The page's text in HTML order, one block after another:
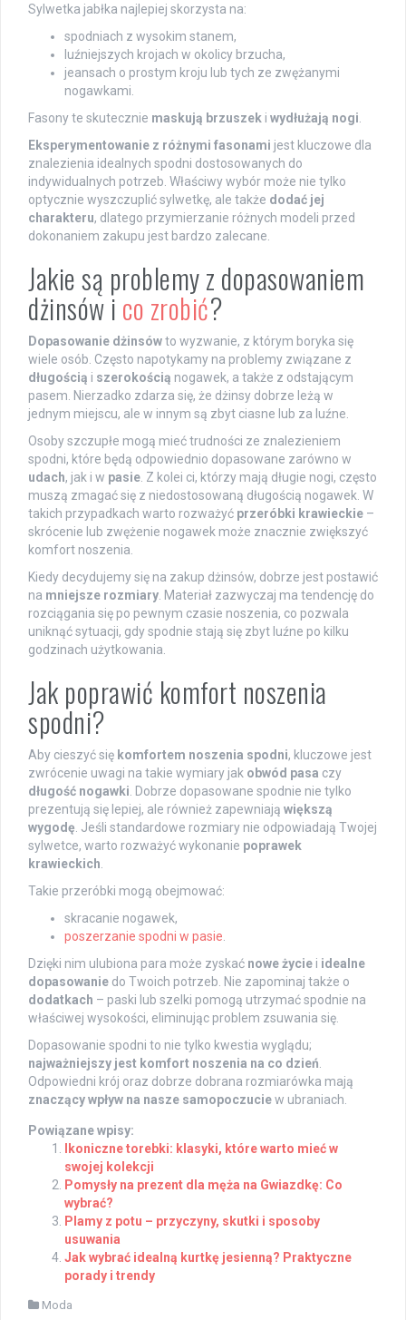
Sylwetka jabłka najlepiej skorzysta na:
spodniach z wysokim stanem,
luźniejszych krojach w okolicy brzucha,
jeansach o prostym kroju lub tych ze zwężanymi
nogawkami.
Fasony te skutecznie maskują brzuszek i wydłużają nogi
Eksperymentowanie z różnymi fasonami jest kluczowe dla
znalezienia idealnych spodni dostosowanych do
indywidualnych potrzeb. Właściwy wybór może nie tylko
optycznie wyszczuplić sylwetkę, ale także dodać jej
charakteru, dlatego przymierzanie różnych modeli przed
dokonaniem zakupu jest bardzo zalecane.
Jakie są problemy z dopasowaniem
dżinsów i co zrobić?
Dopasowanie dżinsówto wyzwanie, z którym boryka się
wiele osób. Często napotykamy na problemy związane z
długością i szerokością nogawek, a także z odstającym
pasem. Nierzadko zdarza się, że dżinsy dobrze leżą w
jednym miejscu, ale w innym są zbyt ciasne lub za luźne.
Osoby szczupłe mogą mieć trudności ze znalezieniem
spodni, które będą odpowiednio dopasowane zarówno w
udach, jak i w pasie . Z kolei ci, którzy mają długie nogi, często
muszą zmagać się z niedostosowaną długością nogawek. W
takich przypadkach warto rozważyć przeróbki krawieckie –
skrócenie lub zwężenie nogawek może znacznie zwiększyć
komfort noszenia.
Kiedy decydujemy się na zakup dżinsów, dobrze jest postawić
na mniejsze rozmiary . Materiał zazwyczaj ma tendencję do
rozciągania się po pewnym czasie noszenia, co pozwala
uniknąć sytuacji, gdy spodnie stają się zbyt luźne po kilku
godzinach użytkowania.
Jak poprawić komfort noszenia
spodni?
Aby cieszyć się komfortem noszenia spodni, kluczowe jest
zwrócenie uwagi na takie wymiary jak obwód pasa czy
długość nogawki . Dobrze dopasowane spodnie nie tylko
prezentują się lepiej, ale również zapewniają większą
wygodę . Jeśli standardowe rozmiary nie odpowiadają Twojej
sylwetce, warto rozważyć wykonanie poprawek
krawieckich
Takie przeróbki mogą obejmować:
skracanie nogawek,
poszerzanie spodni w pasie
Dzięki nim ulubiona para może zyskać nowe życie i idealne
dopasowanie do Twoich potrzeb. Nie zapominaj także o
dodatkach – paski lub szelki pomogą utrzymać spodnie na
właściwej wysokości, eliminując problem zsuwania się.
Dopasowanie spodni to nie tylko kwestia wyglądu;
najważniejszy jest komfort noszenia na co dzień
Odpowiedni krój oraz dobrze dobrana rozmiarówka mają
znaczący wpływ na nasze samopoczuciew ubraniach.
Powiązane wpisy:
Ikoniczne torebki: klasyki, które warto mieć w
swojej kolekcji
Pomysły na prezent dla męża na Gwiazdkę: Co
wybrać?
Plamy z potu – przyczyny, skutki i sposoby
usuwania
Jak wybrać idealną kurtkę jesienną? Praktyczne
porady i trendy
Moda